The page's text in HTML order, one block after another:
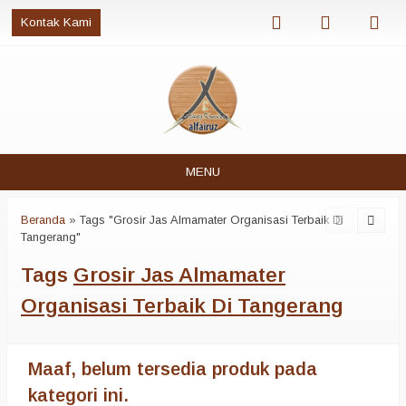
Kontak Kami
MENU
Beranda »Tags "Grosir Jas Almamater Organisasi Terbaik Di
Tangerang"
Tags Grosir Jas Almamater
Organisasi Terbaik Di Tangerang
Maaf, belum tersedia produk pada
kategori ini.